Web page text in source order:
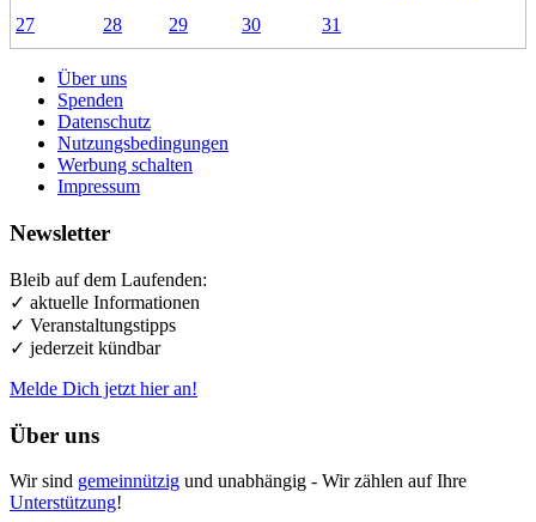
27
28 29 30 31
Über uns
Spenden
Datenschutz
Nutzungsbedingungen
Werbung schalten
Impressum
Newsletter
Bleib auf dem Laufenden:
✓ aktuelle Informationen
✓ Veranstaltungstipps
✓ jederzeit kündbar
Melde Dich jetzt hier an!
Über uns
Wir sind gemeinnützig und unabhängig - Wir zählen auf Ihre
Unterstützung!